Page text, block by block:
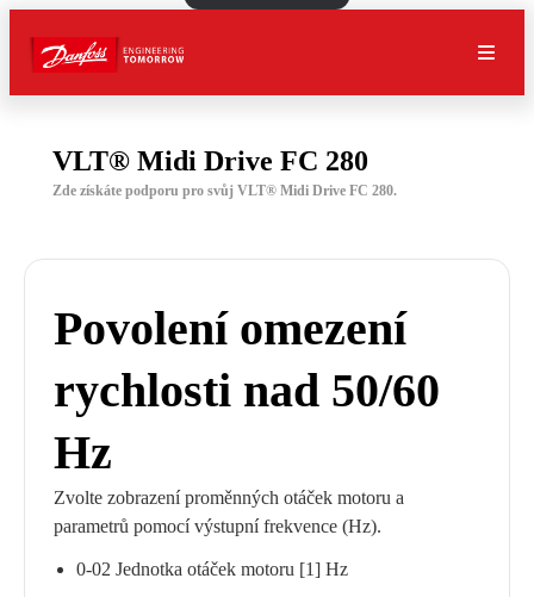
VLT® Midi Drive FC 280
Zde získáte podporu pro svůj VLT® Midi Drive FC 280.
Povolení omezení
rychlosti nad 50/60
Hz
Zvolte zobrazení proměnných otáček motoru a
parametrů pomocí výstupní frekvence (Hz).
0-02 Jednotka otáček motoru [1] Hz